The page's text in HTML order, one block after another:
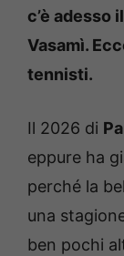
c’è adesso
Vasamì.
tennisti.
Il 2026 di
eppure ha
perché la
una
ben pochi